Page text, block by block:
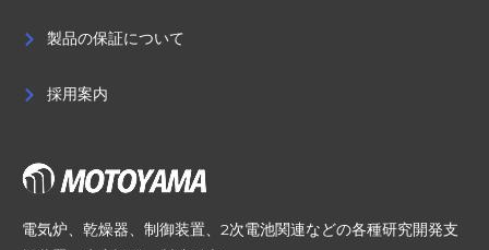
製品の保証について
採用案内
電気炉、乾燥器、制御装置、2次電池関連などの各種研究開発支